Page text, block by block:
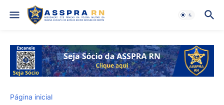
Página inicial